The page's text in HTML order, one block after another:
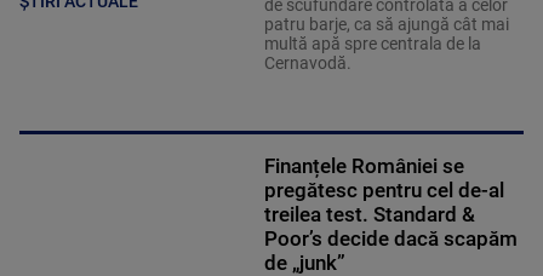
de scufundare controlată a celor
patru barje, ca să ajungă cât mai
multă apă spre centrala de la
Cernavodă.
Finanțele României se
pregătesc pentru cel de-al
treilea test. Standard &
Poor’s decide dacă scapăm
de „junk”